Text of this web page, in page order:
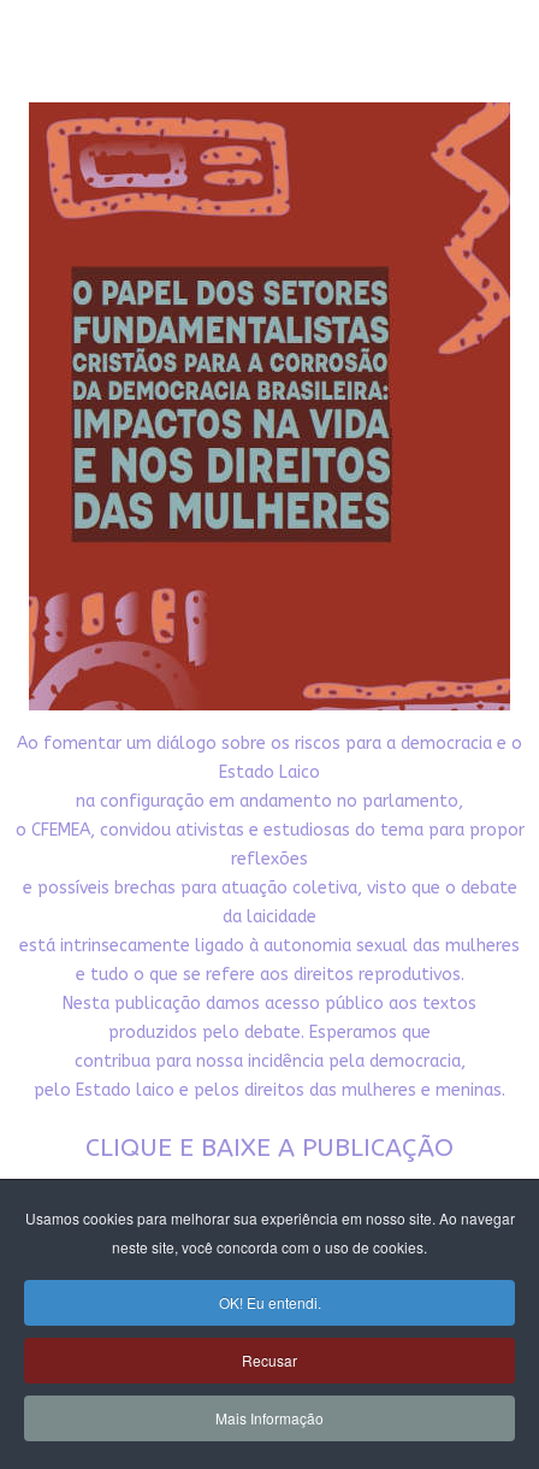
Usamos cookies para melhorar sua experiência em nosso site. Ao navegar
neste site, você concorda com o uso de cookies.
OK! Eu entendi.
Recusar
Mais Informação
Ao fomentar um diálogo sobre os riscos para a democracia e o
Estado Laico
na configuração em andamento no parlamento,
o CFEMEA, convidou ativistas e estudiosas do tema para propor
reflexões
e possíveis brechas para atuação coletiva, visto que o debate
da laicidade
está intrinsecamente ligado à autonomia sexual das mulheres
e tudo o que se refere aos direitos reprodutivos.
Nesta publicação damos acesso público aos textos
produzidos pelo debate. Esperamos que
contribua para nossa incidência pela democracia,
pelo Estado laico e pelos direitos das mulheres e meninas.
CLIQUE E BAIXE A PUBLICAÇÃO